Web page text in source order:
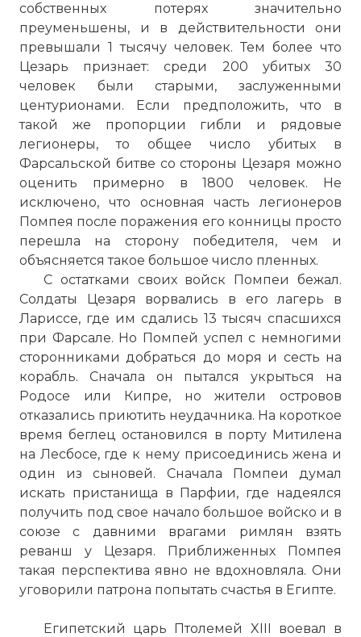
собственных потерях значительно
преуменьшены, и в действительности они
превышали 1 тысячу человек. Тем более что
Цезарь признает: среди 200 убитых 30
человек были старыми, заслуженными
центурионами. Если предположить, что в
такой же пропорции гибли и рядовые
легионеры, то общее число убитых в
Фарсальской битве со стороны Цезаря можно
оценить примерно в 1800 человек. Не
исключено, что основная часть легионеров
Помпея после поражения его конницы просто
перешла на сторону победителя, чем и
объясняется такое большое число пленных.
С остатками своих войск Помпеи бежал.
Солдаты Цезаря ворвались в его лагерь в
Лариссе, где им сдались 13 тысяч спасшихся
при Фарсале. Но Помпей успел с немногими
сторонниками добраться до моря и сесть на
корабль. Сначала он пытался укрыться на
Родосе или Кипре, но жители островов
отказались приютить неудачника. На короткое
время беглец остановился в порту Митилена
на Лесбосе, где к нему присоединись жена и
один из сыновей. Сначала Помпеи думал
искать пристанища в Парфии, где надеялся
получить под свое начало большое войско и в
союзе с давними врагами римлян взять
реванш у Цезаря. Приближенных Помпея
такая перспектива явно не вдохновляла. Они
уговорили патрона попытать счастья в Египте.
Египетский царь Птолемей XIII воевал в